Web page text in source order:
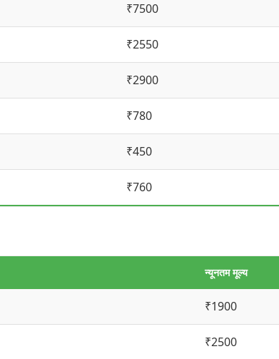
₹7500
₹2550
₹2900
₹780
₹450
₹760
न्यूनतम मूल्य
₹1900
₹2500